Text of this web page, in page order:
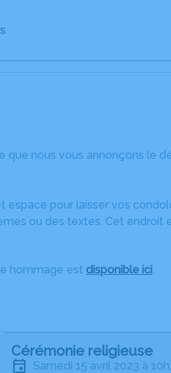
que nous vous annonçons le
espace pour laisser vos
ou des textes. Cet endroit
hommage est disponible ici.
Cérémonie religieuse
samedi 15 avril 2023 à